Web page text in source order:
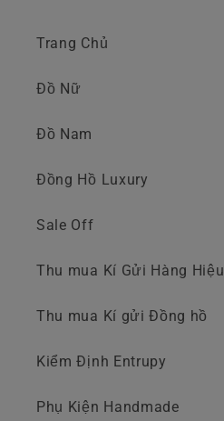
Trang Chủ
Đồ Nữ
Đồ Nam
Đồng Hồ Luxury
Sale Off
Thu mua Kí Gửi Hàng Hiệu
Thu mua Kí gửi Đồng hồ
Kiểm Định Entrupy
Phụ Kiện Handmade